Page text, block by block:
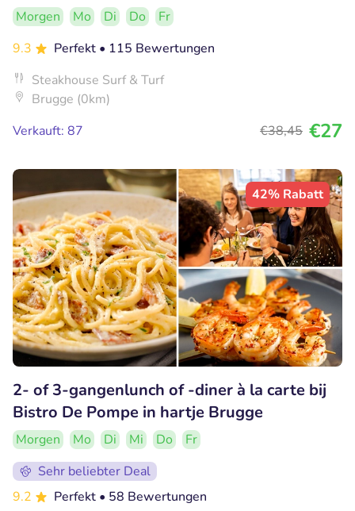
Morgen Mo Di Do
Fr
9.3
Perfekt • 115 Bewertungen
Steakhouse Surf & Turf
Brugge (0km)
Verkauft: 87
€38,45 €27
42% Rabatt
2- of 3-gangenlunch of -diner à la carte bij
Bistro De Pompe in hartje Brugge
Morgen Mo Di Mi Do
Fr
Sehr beliebter Deal
9.2
Perfekt • 58 Bewertungen